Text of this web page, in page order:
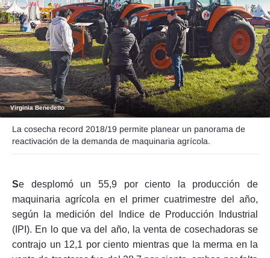
Agronegocios
Mercados
Seguinos
Virginia Benedetto
La cosecha record 2018/19 permite planear un panorama de
reactivación de la demanda de maquinaria agrícola.
Se desplomó un 55,9 por ciento la producción de
maquinaria agrícola en el primer cuatrimestre del año,
según la medición del Indice de Producción Industrial
(IPI). En lo que va del año, la venta de cosechadoras se
contrajo un 12,1 por ciento mientras que la merma en la